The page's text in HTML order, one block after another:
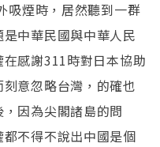
吸煙時，居然聽到一群
中華民國與中華人民
感謝311時對日本協助
意忽略台灣，的確也
因為尖閣諸島的問
不得不說出中國是個